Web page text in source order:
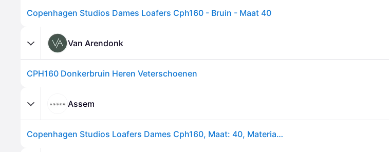
Copenhagen Studios Dames Loafers Cph160 - Bruin - Maat 40
Van Arendonk
CPH160 Donkerbruin Heren Veterschoenen
Assem
Copenhagen Studios Loafers Dames Cph160, Maat: 40, Materiaal: Suède, Kleur: Bruin